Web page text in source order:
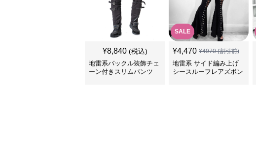
¥8,840 (税込)
地雷系バックル装飾チェ
ーン付きスリムパンツ
SALE
¥4,470 ¥4970(割引前)
地雷系 サイド編み上げ
シースルーフレアズボン